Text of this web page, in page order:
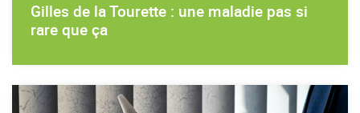
Gilles de la Tourette : une maladie pas si
rare que ça